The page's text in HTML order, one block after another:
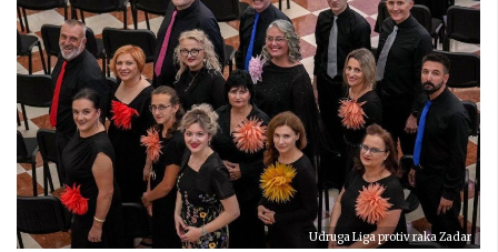
Udruga Liga protiv raka Zadar